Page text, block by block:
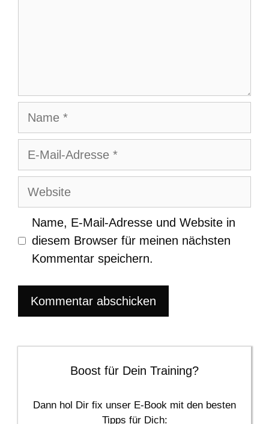
Name
E-
Website
Name, E-Mail-Adresse und Website in
diesem Browser für meinen nächsten
Kommentar speichern.
Boost für Dein Training?
Dann hol Dir fix unser E-Book mit den besten
Tipps für Dich: